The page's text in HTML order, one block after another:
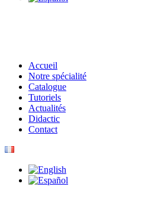
Accueil
Notre spécialité
Catalogue
Tutoriels
Actualités
Didactic
Contact